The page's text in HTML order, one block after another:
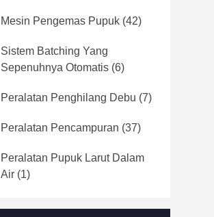
Mesin Pengemas Pupuk (42)
Sistem Batching Yang
Sepenuhnya Otomatis (6)
Peralatan Penghilang Debu (7)
Peralatan Pencampuran (37)
Peralatan Pupuk Larut Dalam
Air (1)